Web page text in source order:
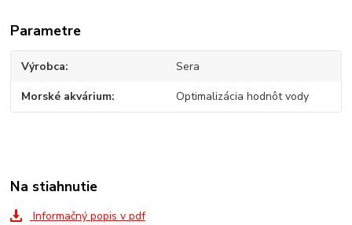
Parametre
Výrobca Sera
Morské akvárium Optimalizácia hodnôt vody
Na stiahnutie
Informačný popis v pdf